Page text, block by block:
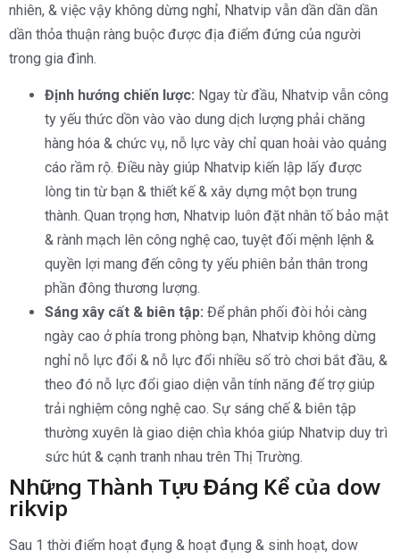
nhiên, & việc vậy không dừng nghỉ, Nhatvip vẫn dần dần dần
dần thỏa thuận ràng buộc được địa điểm đứng của người
trong gia đình.
Định hướng chiến lược: Ngay từ đầu, Nhatvip vẫn công
ty yếu thức dồn vào vào dung dịch lượng phải chăng
hàng hóa & chức vụ, nỗ lực vày chỉ quan hoài vào quảng
cáo rầm rộ. Điều này giúp Nhatvip kiến lập lấy được
lòng tin từ bạn & thiết kế & xây dựng một bọn trung
thành. Quan trọng hơn, Nhatvip luôn đặt nhân tố bảo mật
& rành mạch lên công nghệ cao, tuyệt đối mệnh lệnh &
quyền lợi mang đến công ty yếu phiên bản thân trong
phần đông thương lượng.
Sáng xây cất & biên tập: Để phân phối đòi hỏi càng
ngày cao ở phía trong phòng bạn, Nhatvip không dừng
nghỉ nỗ lực đổi & nỗ lực đổi nhiều số trò chơi bắt đầu, &
theo đó nỗ lực đổi giao diện vẫn tính năng để trợ giúp
trải nghiệm công nghệ cao. Sự sáng chế & biên tập
thường xuyên là giao diện chìa khóa giúp Nhatvip duy trì
sức hút & cạnh tranh nhau trên Thị Trường.
Những Thành Tựu Đáng Kể của dow
rikvip
Sau 1 thời điểm hoạt đụng & hoạt đụng & sinh hoạt, dow